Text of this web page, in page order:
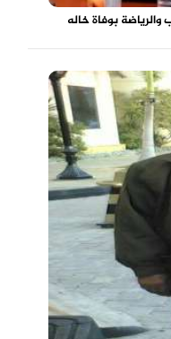
بوفاة خاله